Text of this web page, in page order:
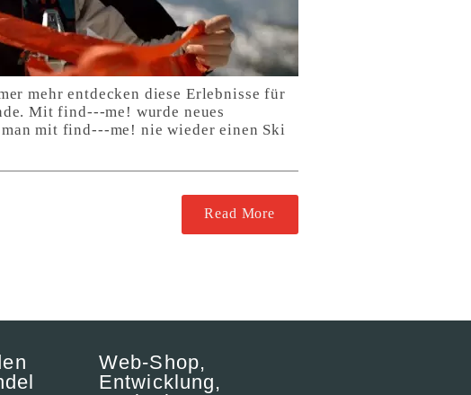
mehr entdecken diese Erlebnisse für
Mit find---me! wurde neues
mit find---me! nie wieder einen Ski
Read More
Web-Shop,
Entwicklung,